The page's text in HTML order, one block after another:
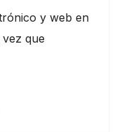
y web en
que